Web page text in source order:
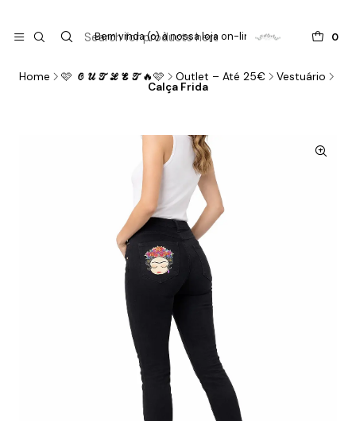
0
Bem vinda (o) à nossa loja on-line !
Home 🩷 𝓞𝓤𝓣𝓛𝓔𝓣🔥🩷 Outlet – Até 25€ Vestuário
Calça Frida